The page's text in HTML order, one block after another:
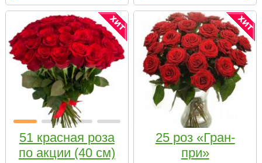
51 красная роза
по акции (40 см)
25 роз «Гран-
при»